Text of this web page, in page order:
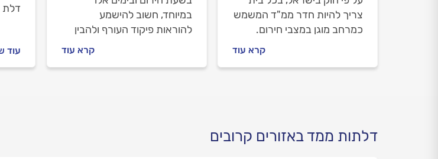
צריך להיות חדר ממ"ד המשמש
כמרחב מוגן במצבי חירום.
משחקים או חדר אורחים. וכדי
קרא עוד
במיוחד, חשוב להישמע
להוראות פיקוד העורף ולהבין
המוגנים שסביבנו. מהי ההגדרה
קרא עוד
דלת
עוד
דלתות ממד באזורים קרובים